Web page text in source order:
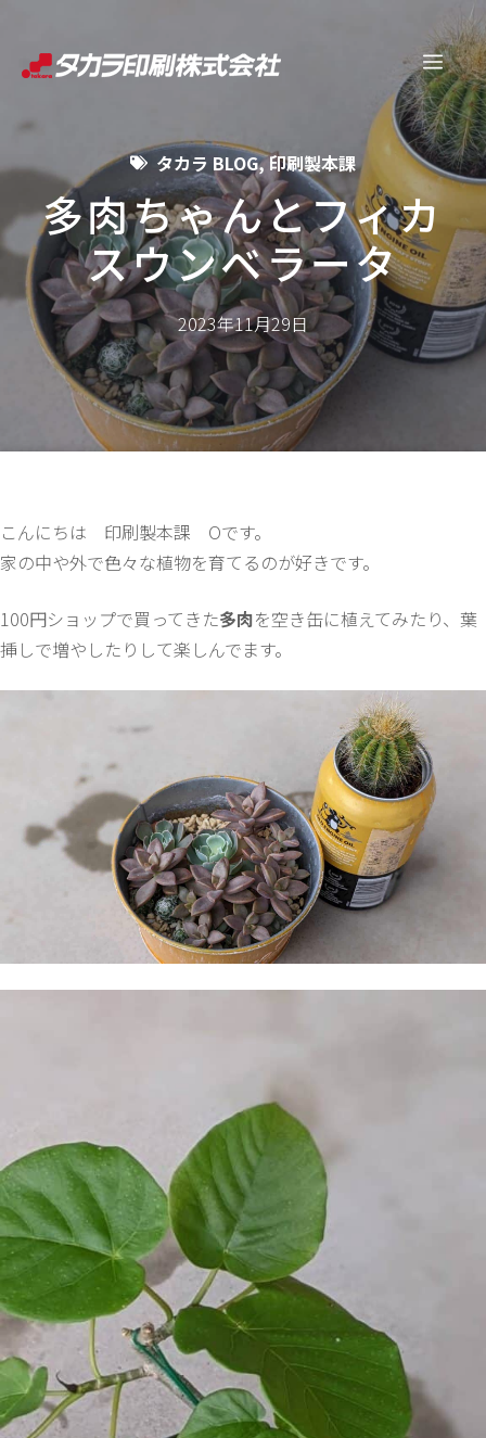
へ
キ
ッ
メ
ニ
ュ
ー
タカラ BLOG,印刷製本課
多肉ちゃんとフィカ
スウンベラータ
2023年11月29日
こんにちは 印刷製本課 Oです。
家の中や外で色々な植物を育てるのが好きです。
100円ショップで買ってきた多肉を空き缶に植えてみたり、葉
挿しで増やしたりして楽しんでます。